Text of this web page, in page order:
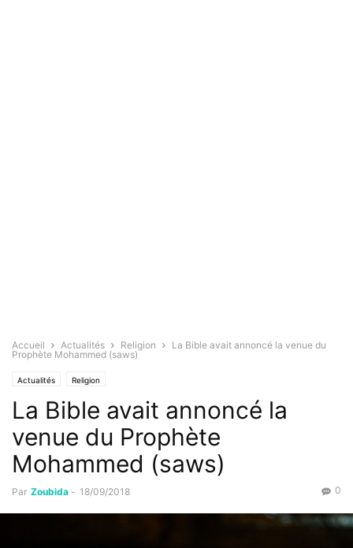
Accueil Actualités Religion
La Bible avait annoncé la venue du
Prophète Mohammed (saws)
Actualités Religion
La Bible avait annoncé la
venue du Prophète
Mohammed (saws)
Par Zoubida - 18/09/2018 0